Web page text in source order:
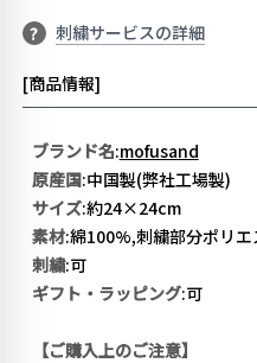
? 刺繍サービスの詳細
[商品情報]
ブランド名:mofusand
原産国:中国製(弊社工場製)
サイズ:約24×24cm
素材:綿100%,刺繍部分ポリ
刺繍:可
ギフト・ラッピング:可
【ご購入上のご注意】